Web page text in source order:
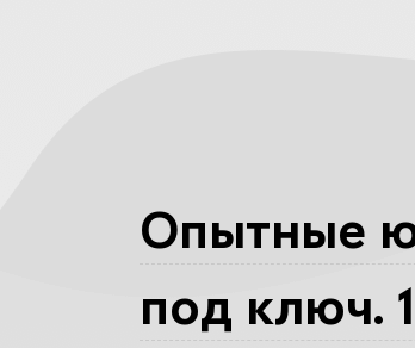
Опытные
под ключ.